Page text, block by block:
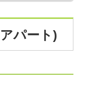
パート)